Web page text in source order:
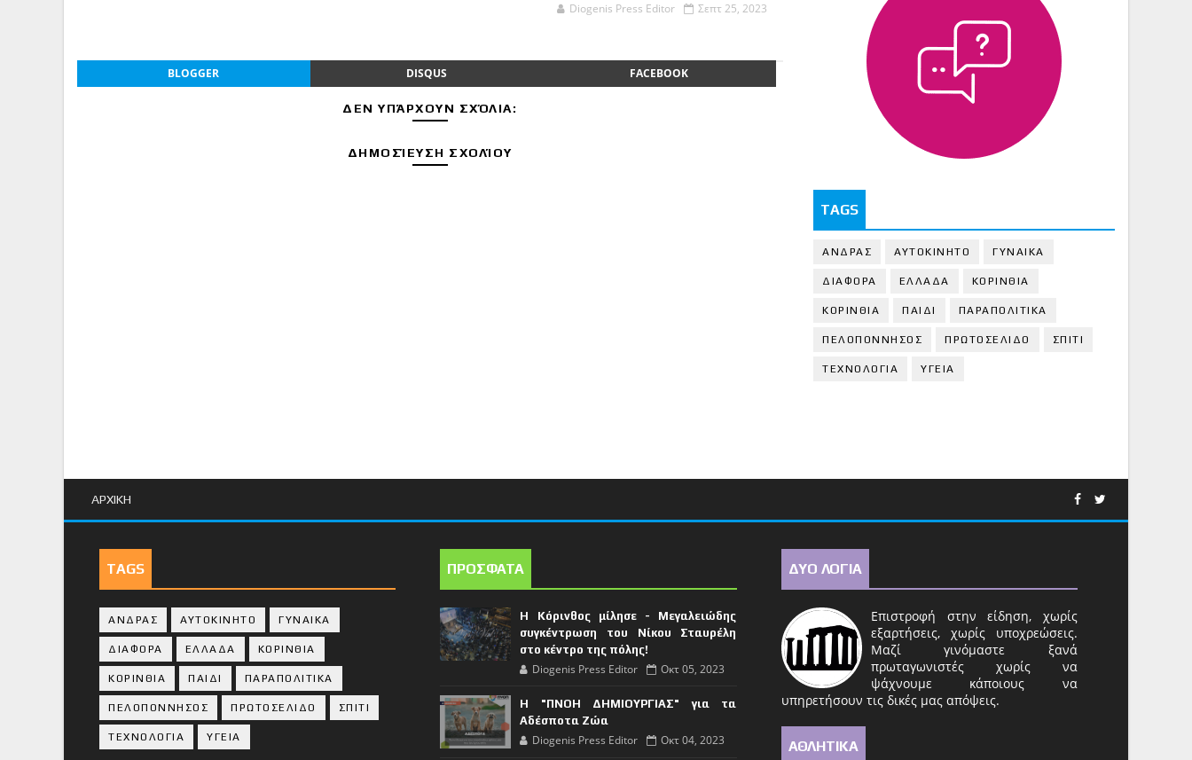
Diogenis Press Editor
Σεπτ 25, 2023
BLOGGER DISQUS FACEBOOK
ΔΕΝ ΥΠΆΡΧΟΥΝ ΣΧΌΛΙΑ:
ΔΗΜΟΣΊΕΥΣΗ ΣΧΟΛΊΟΥ
TAGS
ΑΝΔΡΑΣ ΑΥΤΟΚΙΝΗΤΟ ΓΥΝΑΙΚΑ
ΔΙΑΦΟΡΑ ΕΛΛΑΔΑ ΚΟΡΙΝΘΙΑ
ΚΟΡΙΝΘΙA ΠΑΙΔΙ ΠΑΡΑΠΟΛΙΤΙΚΑ
ΠΕΛΟΠΟΝΝΗΣΟΣ ΠΡΩΤΟΣΕΛΙΔΟ ΣΠΙΤΙ
ΤΕΧΝΟΛΟΓΙΑ ΥΓΕΙΑ
ΑΡΧΙΚΗ
TAGS
ΑΝΔΡΑΣ ΑΥΤΟΚΙΝΗΤΟ ΓΥΝΑΙΚΑ
ΔΙΑΦΟΡΑ ΕΛΛΑΔΑ ΚΟΡΙΝΘΙΑ
ΚΟΡΙΝΘΙA ΠΑΙΔΙ ΠΑΡΑΠΟΛΙΤΙΚΑ
ΠΕΛΟΠΟΝΝΗΣΟΣ ΠΡΩΤΟΣΕΛΙΔΟ ΣΠΙΤΙ
ΤΕΧΝΟΛΟΓΙΑ ΥΓΕΙΑ
ΠΡΟΣΦΑΤΑ
Η Κόρινθος μίλησε - Μεγαλειώδης
συγκέντρωση του Νίκου Σταυρέλη
στο κέντρο της πόλης!
Diogenis Press Editor Οκτ 05, 2023
Η "ΠΝΟΗ ΔΗΜΙΟΥΡΓΙΑΣ" για τα
Αδέσποτα Ζώα
Diogenis Press Editor Οκτ 04, 2023
ΔΥΟ ΛΟΓΙΑ
Επιστροφή στην είδηση, χωρίς
εξαρτήσεις, χωρίς υποχρεώσεις.
Μαζί γινόμαστε ξανά
πρωταγωνιστές χωρίς να
ψάχνουμε κάποιους να
υπηρετήσουν τις δικές μας απόψεις.
ΑΘΛΗΤΙΚΑ